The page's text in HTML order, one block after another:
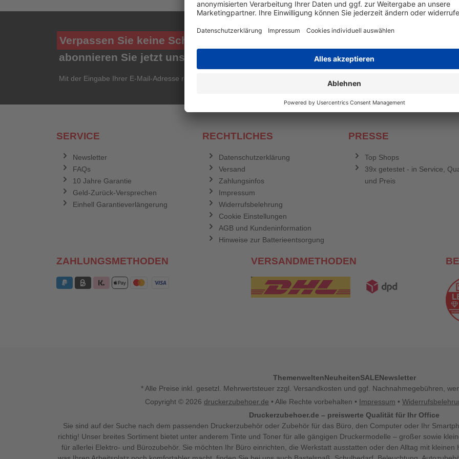
Verpassen Sie keine Schnäppchen mehr
abonnieren Sie jetzt unseren kostenlosen Newsletter!
Mit der Eingabe Ihrer E-Mail-Adresse registrieren Sie sich für den Druckerzubehör.de-Newsletter. Weitere Informationen
SERVICE
Newsletter
FAQs
10 Jahre Garantie
Geld-Zurück-Versprechen
Einhell Garantieverlängerung
RECHTLICHES
Datenschutzerklärung
Versand
Zahlungsinfos
Impressum
Widerrufsbelehrung
Cookie Einstellungen
AGB und Kundeninformation
Hinweise zur Batterieentsorgung
PRESSE
Top Shops
39x getestet - in Service,
und Preis
ZAHLUNGSMETHODEN VERSANDMETHODEN
ThemenweltenNeuheitenSALENewsletter
* Alle Preise inkl. gesetzl. Mehrwertsteuer zzgl. Versandkosten und ggf. Nachnahmegebühren,
Copyright © 2026 druckerzubehoer.de • Alle Rechte vorbehalten • Impressum •
Druckerzubehoer.de – preiswerte Qualität für Ihr Office
Sie sind auf der Suche nach dem passenden Druckerzubehör oder Zubehör für das Büro, den Computer oder Ihr
richtig! Unser breites Sortiment bietet unter anderem Tinte und Toner für alle gängigen Druckermodelle – großer sowie
für allerlei Elektro- und Bürozubehör. Sie möchten Ihr Büro einrichten, die Werkstatt ausstatten oder den Alltag mit kleinen